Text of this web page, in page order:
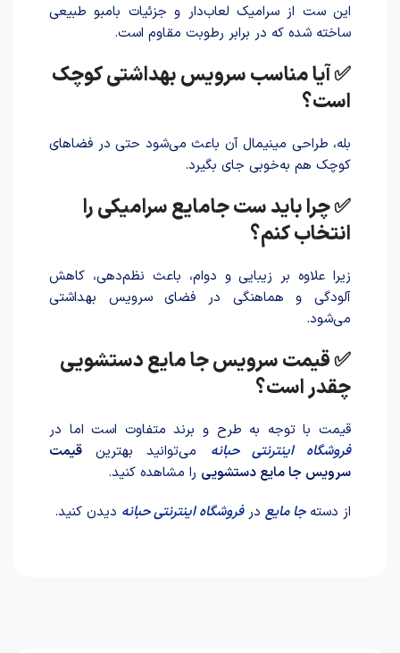
این ست از سرامیک لعاب‌دار و جزئیات بامبو طبیعی
سا‌خته شد‌ه که در برابر رطوبت مقاوم است.
✅ آیا مناسب سرویس بهداشتی کوچک
است؟
بله، طراحی مینیمال آن باعث می‌شود حتی در فضاهای
کوچک هم به‌خوبی جای بگیرد.
✅ چرا باید ست جامایع سرامیکی را
انتخاب کنم؟
زیرا علاوه بر زیبایی و دوام، باعث نظم‌دهی، کاهش
آلودگی و هماهنگی در فضای سرویس بهداشتی
می‌شود.
✅ قیمت سرویس جا مایع دستشویی
چقدر است؟
قیمت با توجه به طرح و برند متفاوت است اما در
فروشگاه اینترنتی حبانه می‌توانید بهترین قیمت
سرویس جا مایع دستشویی را مشاهده کنید.
از دستهجا مایع درفروشگاه اینترنتی حبانه دیدن کنید.